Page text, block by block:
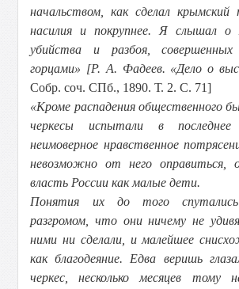
начальством, как сделал
насилия и покрупнее. Я слышал о
убийства и разбоя,
горцами» [Р. А. Фадеев. «Дело о
Собр. соч. СПб., 1890. Т. 2. С. 71]
«Кроме распадения общественного
черкесы испытали в
неимоверное нравственное
невозможно от него оправиться,
власть России как малые дети.
Понятия их до того спутались
разгромом, что они ничему не
ними ни сделали, и малейшее
как благодеяние. Едва веришь
черкес, несколько месяцев тому